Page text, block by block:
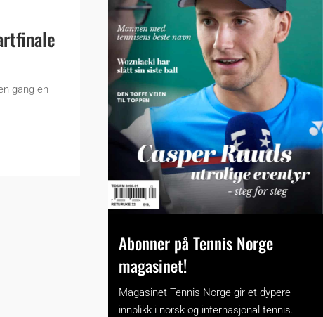
gang en
Abonner på Tennis Norge
magasinet!
Magasinet Tennis Norge gir et dypere
innblikk i norsk og internasjonal tennis.